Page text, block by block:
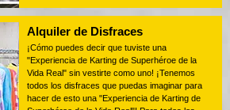
Alquiler de Disfraces
¡Cómo puedes decir que tuviste una
"Experiencia de Karting de Superhéroe de la
Vida Real" sin vestirte como uno! ¡Tenemos
todos los disfraces que puedas imaginar para
hacer de esto una "Experiencia de Karting de